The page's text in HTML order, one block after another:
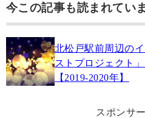
今この記事も読まれてい
北松戸駅前周辺の
ストプロジェクト
【2019-2020年】
スポンサ